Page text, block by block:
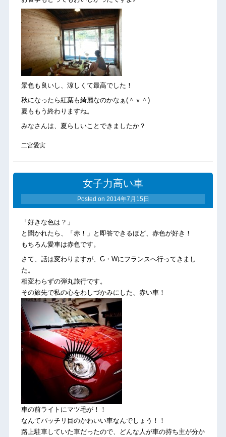
景色も良いし、涼しくて最高でした！
秋になったら紅葉も綺麗なのかなぁ(＾ｖ＾)
夏ももう終わりますね。
みなさんは、夏らしいことできましたか？
二宮愛実
女子力高い車
Posted on 2014年7月15日
「好きな色は？」
と聞かれたら、「赤！」と即答できるほど、赤色が好き！
もちろん愛車は赤色です。
さて、話は変わりますが、G・Wにフランスへ行ってきまし
た。
相変わらずの弾丸旅行です。
その旅先で私の心をわしづかみにした、赤い車！
車の前ライトにマツ毛が！！
なんてパッチリ目のかわいい車なんでしょう！！
路上駐車していた車だったので、どんな人が車の持ち主が分か